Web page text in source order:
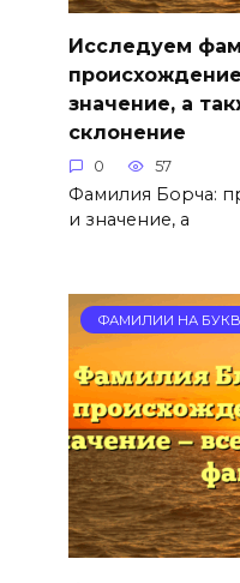
Исследуем
значение, а
склонение
0 57
Фамилия Борча:
и значение, а
ФАМИЛИИ НА